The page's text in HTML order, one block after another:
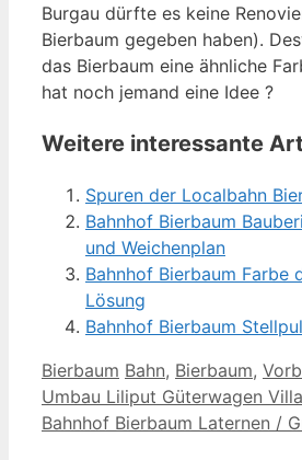
Burgau dürfte es keine
Bierbaum gegeben haben).
das Bierbaum eine ähnliche
hat noch jemand eine Idee ?
Weitere interessante
Spuren der Localbahn
Bahnhof Bierbaum
und Weichenplan
Bahnhof Bierbaum Farbe
Lösung
Bahnhof Bierbaum
Kategorien
Bierbaum Schlagwörter
Bahn, Bierbaum,
Umbau Liliput Güterwagen
Bahnhof Bierbaum Laternen /